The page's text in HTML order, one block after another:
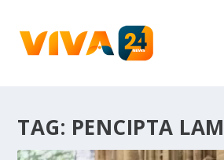
TAG: PENCIPTA